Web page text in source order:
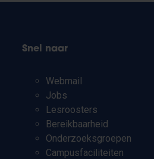
Snel naar
Webmail
Jobs
Lesroosters
Bereikbaarheid
Onderzoeksgroepen
Campusfaciliteiten